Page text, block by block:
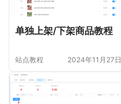
单独上架/下架商品教程
站点教程 2024年11月27日